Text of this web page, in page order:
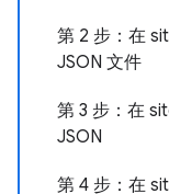
第 2 步：在
JSON 文件
第 3 步：在
JSON
第 4 步：在